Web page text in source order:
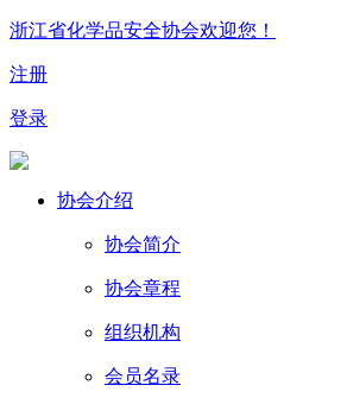
浙江省化学品安全协会欢迎您！
注册
登录
协会介绍
协会简介
协会章程
组织机构
会员名录